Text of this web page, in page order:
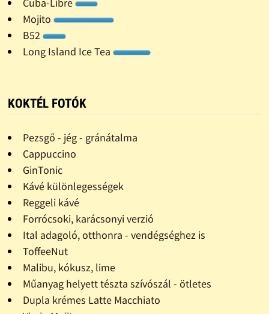
Cuba-Libre
Mojito
B52
Long Island Ice Tea
KOKTÉL FOTÓK
Pezsgő - jég - gránátalma
Cappuccino
GinTonic
Kávé különlegességek
Reggeli kávé
Forrócsoki, karácsonyi verzió
Ital adagoló, otthonra - vendégséghez is
ToffeeNut
Malibu, kókusz, lime
Műanyag helyett tészta szívószál - ötletes
Dupla krémes Latte Macchiato